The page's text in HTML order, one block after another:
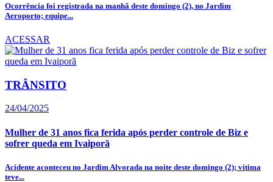
Ocorrência foi registrada na manhã deste domingo (2), no Jardim
Aeroporto; equipe...
ACESSAR
TRÂNSITO
24/04/2025
Mulher de 31 anos fica ferida após perder controle de Biz e
sofrer queda em Ivaiporã
Acidente aconteceu no Jardim Alvorada na noite deste domingo (2); vítima
teve...